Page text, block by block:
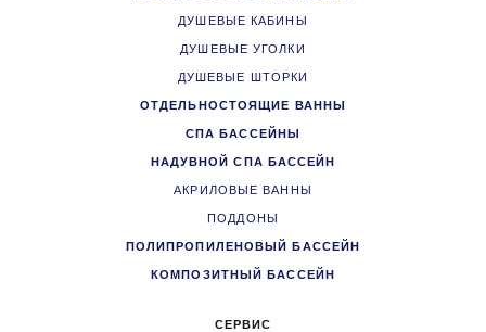
ДУШЕВЫЕ КАБИНЫ
ДУШЕВЫЕ УГОЛКИ
ДУШЕВЫЕ ШТОРКИ
ОТДЕЛЬНОСТОЯЩИЕ ВАННЫ
СПА БАССЕЙНЫ
НАДУВНОЙ СПА БАССЕЙН
АКРИЛОВЫЕ ВАННЫ
ПОДДОНЫ
ПОЛИПРОПИЛЕНОВЫЙ БАССЕЙН
КОМПОЗИТНЫЙ БАССЕЙН
СЕРВИС